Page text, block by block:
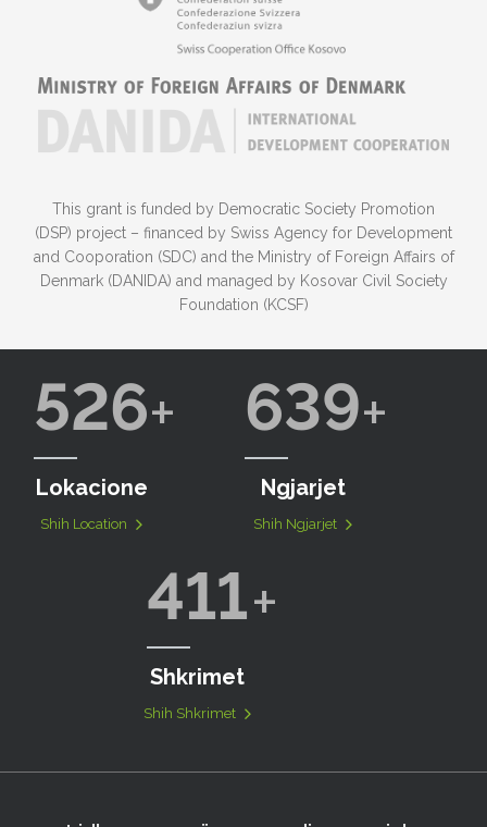
This grant is funded by Democratic Society Promotion
(DSP) project – financed by Swiss Agency for Development
and Cooporation (SDC) and the Ministry of Foreign Affairs of
Denmark (DANIDA) and managed by Kosovar Civil Society
Foundation (KCSF)
526
Lokacione
Shih Location
639
Ngjarjet
Shih Ngjarjet
411
Shkrimet
Shih Shkrimet